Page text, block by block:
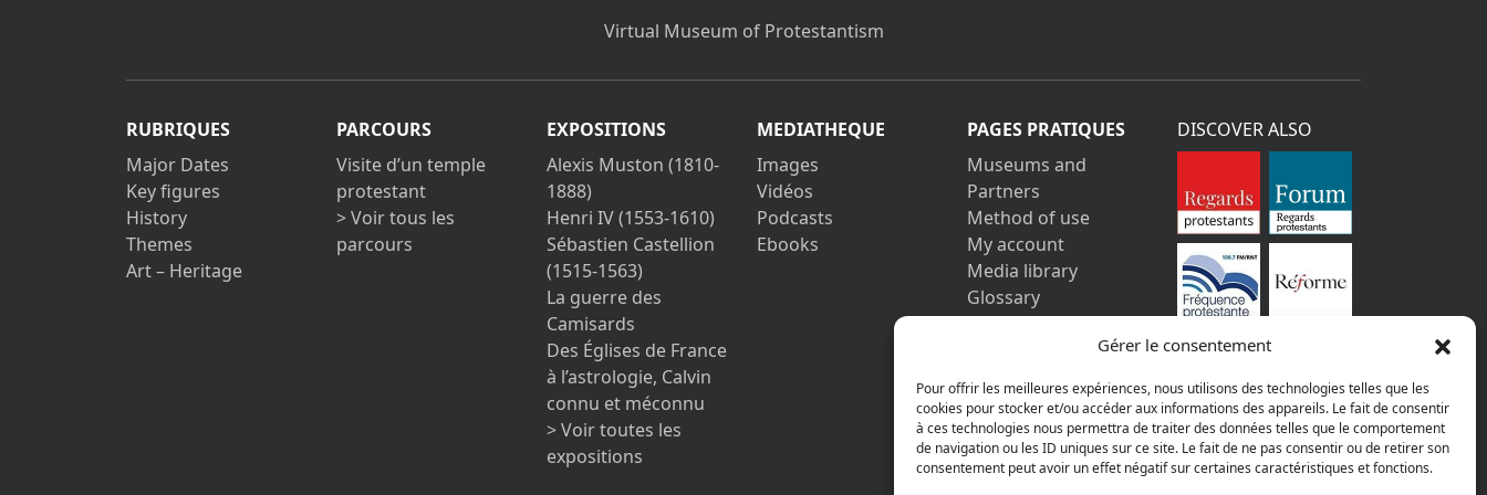
Gérer le consentement
Pour offrir les meilleures expériences, nous utilisons des technologies telles que les
cookies pour stocker et/ou accéder aux informations des appareils. Le fait de consentir
à ces technologies nous permettra de traiter des données telles que le comportement
de navigation ou les ID uniques sur ce site. Le fait de ne pas consentir ou de retirer son
consentement peut avoir un effet négatif sur certaines caractéristiques et fonctions.
Virtual Museum of Protestantism
RUBRIQUES
Major Dates
Key figures
History
Themes
Art – Heritage
PARCOURS
Visite d’un temple
protestant
> Voir tous les
parcours
EXPOSITIONS
Alexis Muston (1810-
1888)
Henri IV (1553-1610)
Sébastien Castellion
(1515-1563)
La guerre des
Camisards
Des Églises de France
à l’astrologie, Calvin
connu et méconnu
> Voir toutes les
expositions
MEDIATHEQUE
Images
Vidéos
Podcasts
Ebooks
PAGES PRATIQUES
Museums and
Partners
Method of use
My account
Media library
Glossary
Contact us
Legal information
Privacy policy
DISCOVER ALSO